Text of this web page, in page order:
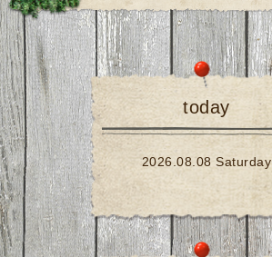
today
2026.08.08 Saturday